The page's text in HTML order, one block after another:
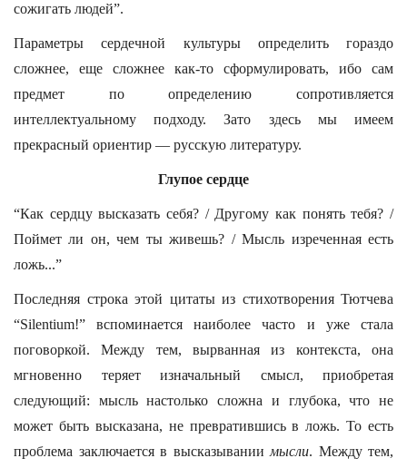
сожигать людей”.
Параметры сердечной культуры определить гораздо
сложнее, еще сложнее как-то сформулировать, ибо сам
предмет по определению сопротивляется
интеллектуальному подходу. Зато здесь мы имеем
прекрасный ориентир — русскую литературу.
Глупое сердце
“Как сердцу высказать себя? / Другому как понять тебя? /
Поймет ли он, чем ты живешь? / Мысль изреченная есть
ложь...”
Последняя строка этой цитаты из стихотворения Тютчева
“Silentium!” вспоминается наиболее часто и уже стала
поговоркой. Между тем, вырванная из контекста, она
мгновенно теряет изначальный смысл, приобретая
следующий: мысль настолько сложна и глубока, что не
может быть высказана, не превратившись в ложь. То есть
проблема заключается в высказывании мысли. Между тем,